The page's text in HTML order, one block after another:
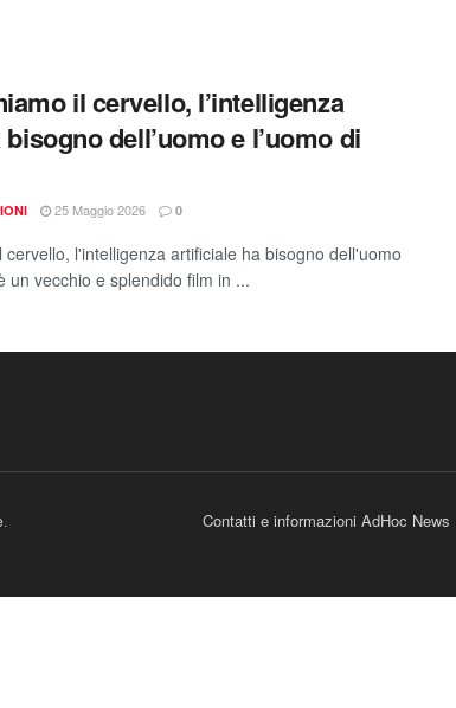
il cervello, l’intelligenza
dell’uomo e l’uomo di
25 Maggio 2026 0
cervello, l'intelligenza artificiale ha bisogno dell'uomo
un vecchio e splendido film in ...
Contatti e informazioni AdHoc News
.